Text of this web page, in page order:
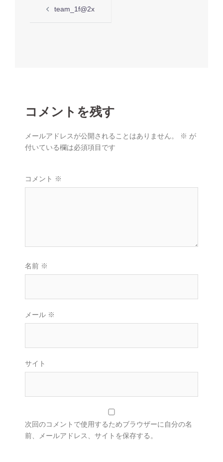
ョ
ン
team_1f@2x
コメントを残す
メールアドレスが公開されることはありません。 ※ が
付いている欄は必須項目です
コメント ※
名前 ※
メール ※
サイト
次回のコメントで使用するためブラウザーに自分の名
前、メールアドレス、サイトを保存する。